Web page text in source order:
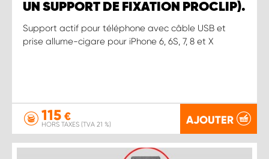
UN SUPPORT DE FIXATION PROCLIP).
Support actif pour téléphone avec câble USB et
prise allume-cigare pour iPhone 6, 6S, 7, 8 et X
115 €
HORS TAXES (TVA 21 %) AJOUTER